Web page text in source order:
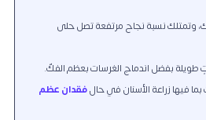
وتمتلك نسبة نجاح مرتفعة تصل حلى
طويلة بفضل اندماج الغرسات بعظم الفكّ.
بما فيها زراعة الأسنان في حالفقدان عظم